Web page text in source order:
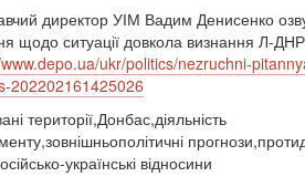
директор УІМ Вадим Денисенко
щодо ситуації довкола визнання Л-
ukr/politics/nezruchni-
202202161425026
території,Донбас,діяльність
українські відносини